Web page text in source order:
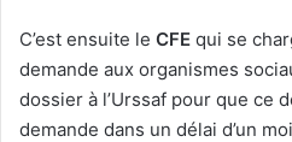
C’est ensuite le CFE qui se
demande aux organismes
dossier à l’Urssaf pour que ce
demande dans un délai d’un